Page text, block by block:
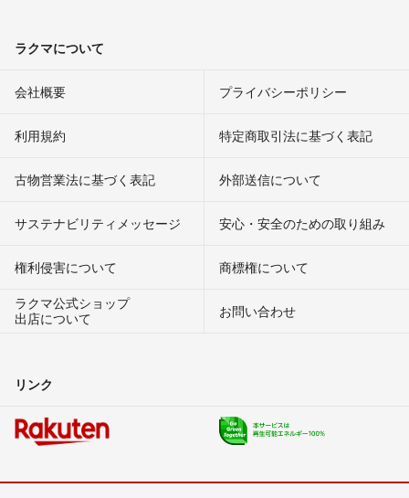
ラクマについて
会社概要 プライバシーポリシー
利用規約 特定商取引法に基づく表記
古物営業法に基づく表記 外部送信について
サステナビリティメッセージ 安心・安全のための取り組み
権利侵害について
商標権について
ラクマ公式ショップ
出店について
お問い合わせ
リンク